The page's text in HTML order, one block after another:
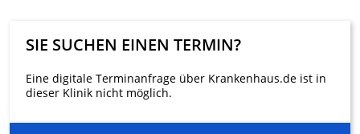
SIE SUCHEN EINEN TERMIN?
Eine digitale Terminanfrage über Krankenhaus.de ist in
dieser Klinik nicht möglich.